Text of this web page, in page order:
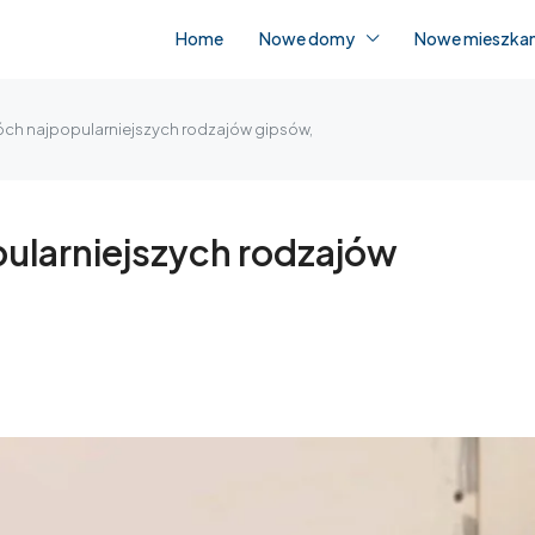
Home Nowe domy Nowe
najpopularniejszych rodzajów gipsów,
rodzajów